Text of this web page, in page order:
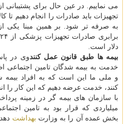
می نماییم. در عین حال برای پشتیبانی
تجهیزات باید صادرات را انجام دهیم تا
دلار است.
بیمه ها طبق قانون عمل كنندوی در
خدمت به بیمه شدگان تامین اجتماعی
و ملی ما این است كه به افراد
كنند، خدمت عرضه دهیم كه این كار را
میلیاردی كه قرار بود به تامین
بخش عمده آن را به وزارت بهداشت